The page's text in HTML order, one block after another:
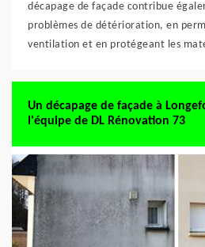
décapage de façade contribue
problèmes de détérioration, en
ventilation et en protégeant les
Un décapage de façade à
l'équipe de DL Rénovation 73